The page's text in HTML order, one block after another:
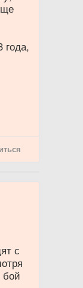
года,
с